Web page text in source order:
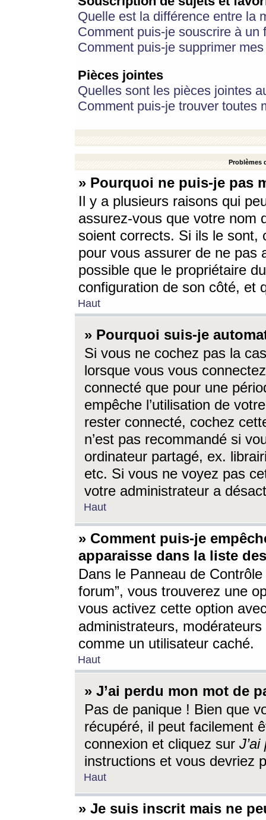
Quelle est la différence entre la
Comment puis-je souscrire à
Comment puis-je supprimer
Pièces jointes
Quelles sont les pièces jointes
Comment puis-je trouver toutes
Problèmes
» Pourquoi ne puis-je pas
Il y a plusieurs raisons qui
assurez-vous que votre nom
soient corrects. Si ils le sont,
pour vous assurer de ne pas
possible que le propriétaire
configuration de son côté, et
Haut
» Pourquoi suis-je
Si vous ne cochez pas la
lorsque vous vous
connecté que pour une
empêche l’utilisation de
rester connecté, cochez
n’est pas recommandé si
ordinateur partagé, ex.
etc. Si vous ne voyez pas
votre administrateur a
Haut
» Comment puis-je
apparaisse dans la liste
Dans le Panneau de
forum”, vous trouverez une
vous activez cette option
administrateurs,
comme un utilisateur caché.
Haut
» J’ai perdu mon mot de
Pas de panique ! Bien que
récupéré, il peut facilement
connexion et cliquez sur
instructions et vous devriez
Haut
» Je suis inscrit mais ne